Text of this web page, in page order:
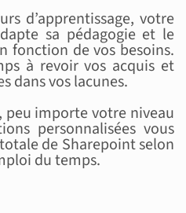
d’apprentissage, votre
sa pédagogie et le
fonction de vos besoins.
à revoir vos acquis et
dans vos lacunes.
peu importe votre niveau
personnalisées vous
de Sharepoint selon
du temps.